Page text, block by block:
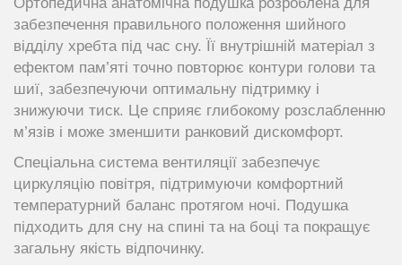
забезпечення правильного положення шийного
відділу хребта під час сну. Її внутрішній матеріал з
ефектом пам’яті точно повторює контури голови та
шиї, забезпечуючи оптимальну підтримку і
знижуючи тиск. Це сприяє глибокому розслабленню
м’язів і може зменшити ранковий дискомфорт.
Спеціальна система вентиляції забезпечує
циркуляцію повітря, підтримуючи комфортний
температурний баланс протягом ночі. Подушка
підходить для сну на спині та на боці та покращує
загальну якість відпочинку.